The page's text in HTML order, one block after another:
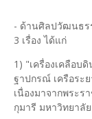
- ด้านศิลปวัฒนธร
3 เรื่อง ได้แก่
1) "เครื่องเคลือบ
ฐาปกรณ์ เครือระ
เนื่องมาจากพระ
กุมารี มหาวิทยาลั